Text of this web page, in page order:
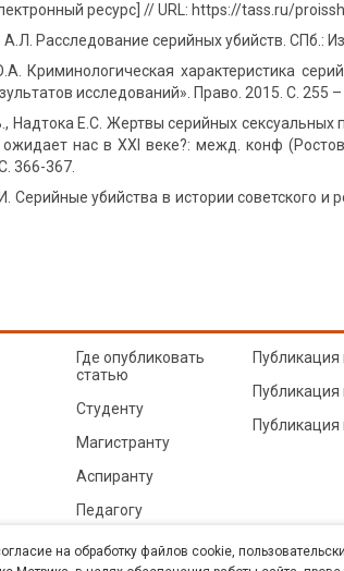
ресурс] // URL: https://tass.ru/
Расследование серийных убийств. СПб.:
Криминологическая характеристика
исследований». Право. 2015. С. 255 –
Надтока Е.С. Жертвы серийных
ожидает нас в XXI веке?: межд. конф
366-367.
Серийные убийства в истории советского и
Где опубликовать
статью
Студенту
Магистранту
Аспиранту
Педагогу
Публикация
Карта сайта
на обработку файлов cookie,